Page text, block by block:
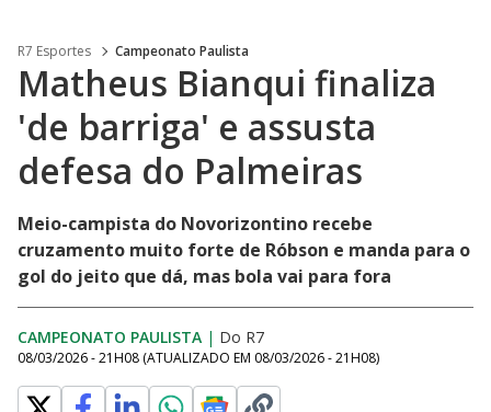
R7 Esportes Campeonato Paulista
Matheus Bianqui finaliza
'de barriga' e assusta
defesa do Palmeiras
Meio-campista do Novorizontino recebe
cruzamento muito forte de Róbson e manda para o
gol do jeito que dá, mas bola vai para fora
CAMPEONATO PAULISTA | Do R7
08/03/2026 - 21H08 (ATUALIZADO EM 08/03/2026 - 21H08)